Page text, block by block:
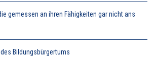
gemessen an ihren Fähigkeiten gar nicht ans
Bildungsbürgertums